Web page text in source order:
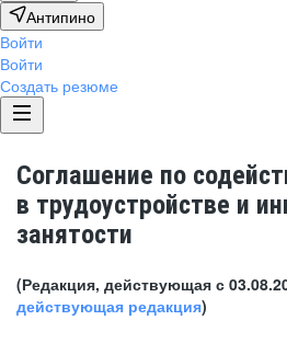
Антипино
Войти
Войти
Создать резюме
Соглашение по
в трудоустройстве и
занятости
(Редакция, действующая с
действующая редакция)